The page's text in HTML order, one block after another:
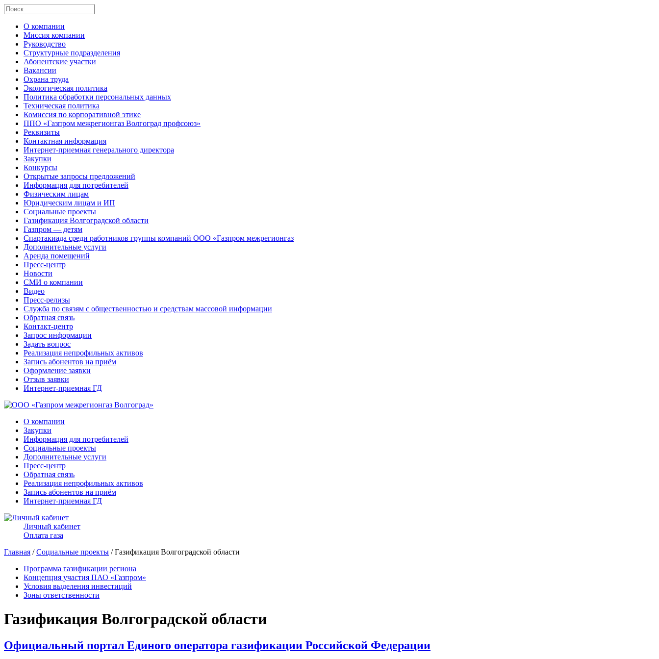
О компании
Миссия компании
Руководство
Структурные подразделения
Абонентские участки
Вакансии
Охрана труда
Экологическая политика
Политика обработки персональных данных
Техническая политика
Комиссия по корпоративной этике
ППО «Газпром межрегионгаз Волгоград профсоюз»
Реквизиты
Контактная информация
Интернет-приемная генерального директора
Закупки
Конкурсы
Открытые запросы предложений
Информация для потребителей
Физическим лицам
Юридическим лицам и ИП
Социальные проекты
Газификация Волгоградской области
Газпром — детям
Спартакиада среди работников группы компаний ООО «Газпром межрегионгаз
Дополнительные услуги
Аренда помещений
Пресс-центр
Новости
СМИ о компании
Видео
Пресс-релизы
Служба по связям с общественностью и средствам массовой информации
Обратная связь
Контакт-центр
Запрос информации
Задать вопрос
Реализация непрофильных активов
Запись абонентов на приём
Оформление заявки
Отзыв заявки
Интернет-приемная ГД
О компании
Закупки
Информация для потребителей
Социальные проекты
Дополнительные услуги
Пресс-центр
Обратная связь
Реализация непрофильных активов
Запись абонентов на приём
Интернет-приемная ГД
Личный кабинет
Оплата газа
Главная /Социальные проекты / Газификация Волгоградской области
Программа газификации региона
Концепция участия ПАО «Газпром»
Условия выделения инвестиций
Зоны ответственности
Газификация Волгоградской области
Официальный портал Единого оператора газификации Российской Федерации